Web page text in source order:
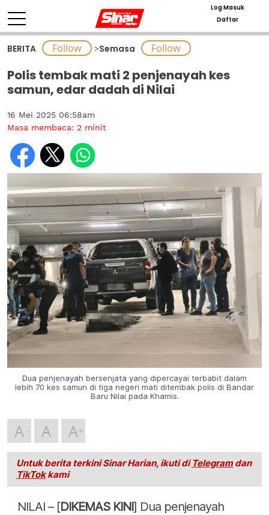
Log Masuk
Daftar
BERITA >Semasa
Polis tembak mati 2 penjenayah kes
samun, edar dadah di Nilai
16 Mei 2025 06:58am
Masa membaca: 2 minit
Dua penjenayah bersenjata yang dipercayai terbabit dalam
lebih 70 kes samun di tiga negeri mati ditembak polis di Bandar
Baru Nilai pada Khamis.
A A A
Untuk berita terkini Sinar Harian, ikuti di Telegramdan
TikTokkami
NILAI – [DIKEMAS KINI] Dua penjenayah